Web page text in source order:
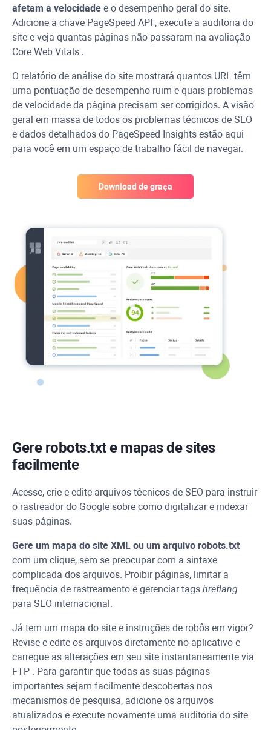
afetam a velocidade e o desempenho geral do site.
Adicione a chave PageSpeed API , execute a auditoria do
site e veja quantas páginas não passaram na avaliação
Core Web Vitals .
O relatório de análise do site mostrará quantos URL têm
uma pontuação de desempenho ruim e quais problemas
de velocidade da página precisam ser corrigidos. A visão
geral em massa de todos os problemas técnicos de SEO
e dados detalhados do PageSpeed Insights estão aqui
para você em um espaço de trabalho fácil de navegar.
Download de graça
Gere robots.txt e mapas de sites
facilmente
Acesse, crie e edite arquivos técnicos de SEO para instruir
o rastreador do Google sobre como digitalizar e indexar
suas páginas.
Gere um mapa do site XML ou um arquivo robots.txt
com um clique, sem se preocupar com a sintaxe
complicada dos arquivos. Proibir páginas, limitar a
frequência de rastreamento e gerenciar tags hreflang
para SEO internacional.
Já tem um mapa do site e instruções de robôs em vigor?
Revise e edite os arquivos diretamente no aplicativo e
carregue as alterações em seu site instantaneamente via
FTP . Para garantir que todas as suas páginas
importantes sejam facilmente descobertas nos
mecanismos de pesquisa, adicione os arquivos
atualizados e execute novamente uma auditoria do site